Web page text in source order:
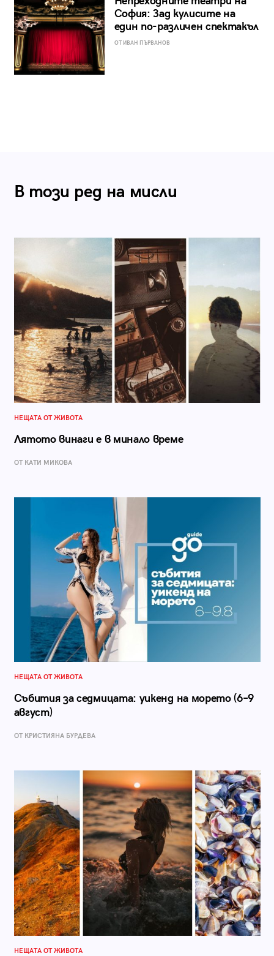
София: Зад кулисите на
един по-различен спектакъл
ОТ ИВАН ПЪРВАНОВ
В този ред на мисли
НЕЩАТА ОТ ЖИВОТА
Лятото винаги е в минало време
ОТ КАТИ МИКОВА
НЕЩАТА ОТ ЖИВОТА
Събития за седмицата: уикенд на морето (6–9
август)
ОТ КРИСТИЯНА БУРДЕВА
НЕЩАТА ОТ ЖИВОТА